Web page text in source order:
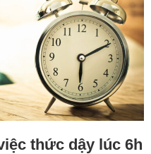
thức dậy lúc 6h